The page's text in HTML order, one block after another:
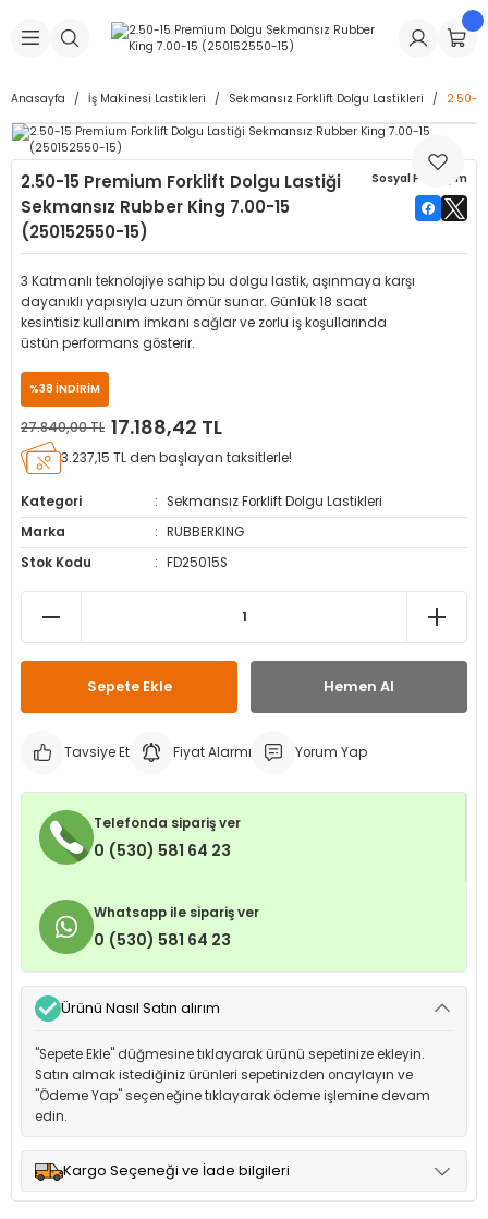
Geri Dön
Makineleri
Geri Dön
Dolgu Lastikleri
Dolgu Lastikleri
Geri Dön
İç Lastikleri
İç Lastikleri
Geri Dön
Geri Dön
& Sibop İlaveleri
Kapağı
Geri Dön
Tüpü
& Spreyler
Geri Dön
Makinesi Yedek Parçaları
Yedek Parçaları
Anasayfa İş Makinesi Lastikleri Sekmansız Forklift Dolgu Lastikleri 2.50-
2.50-15 Premium Forklift Dolgu Lastiği
Sekmansız Rubber King 7.00-15
(250152550-15)
Sosyal Paylaşım
3 Katmanlı teknolojiye sahip bu dolgu lastik, aşınmaya karşı
dayanıklı yapısıyla uzun ömür sunar. Günlük 18 saat
kesintisiz kullanım imkanı sağlar ve zorlu iş koşullarında
üstün performans gösterir.
%38 İNDİRİM
27.840,00 TL 17.188,42 TL
3.237,15 TL den başlayan taksitlerle!
Kategori
Sekmansız Forklift Dolgu Lastikleri
Marka
RUBBERKING
Stok Kodu
FD25015S
Sepete Ekle Hemen Al
Tavsiye Et Fiyat Alarmı Yorum Yap
Telefonda sipariş ver
0 (530) 581 64 23
Whatsapp ile sipariş ver
0 (530) 581 64 23
Ürünü Nasıl Satın alırım
"Sepete Ekle" düğmesine tıklayarak ürünü sepetinize ekleyin.
Satın almak istediğiniz ürünleri sepetinizden onaylayın ve
"Ödeme Yap" seçeneğine tıklayarak ödeme işlemine devam
edin.
Kargo Seçeneği ve İade bilgileri